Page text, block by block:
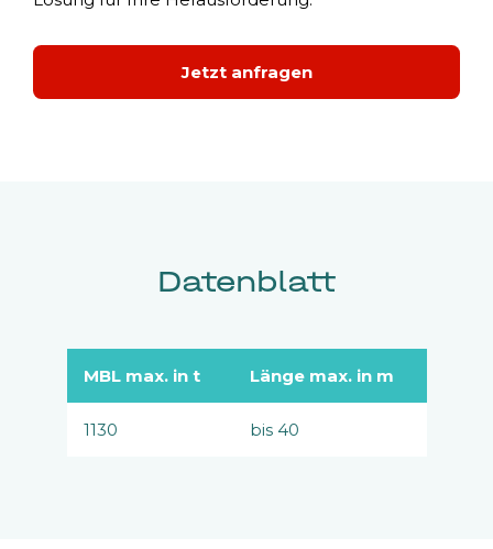
Jetzt anfragen
Datenblatt
MBL max. in t Länge max. in m
1130 bis 40